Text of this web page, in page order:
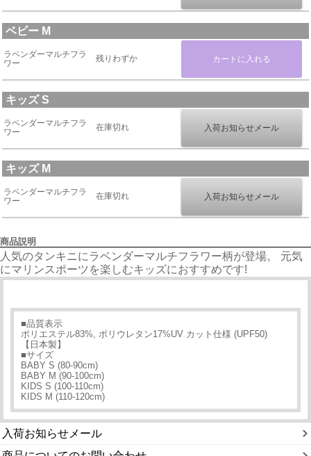
ベビー M
ラベンダーマルチフラ
ワー
残りわずか
キッズ S
ラベンダーマルチフラ
ワー
在庫切れ
キッズ M
ラベンダーマルチフラ
ワー
在庫切れ
商品説明
人気のタンキニにラベンダーマルチフラワー柄が登場。 元気
にマリンスポーツを楽しむキッズにおすすめです!
■品質表示
ポリエステル83%, ポリウレタン17%UV カット仕様 (UPF50)
【日本製】
■サイズ
BABY S (80-90cm)
BABY M (90-100cm)
KIDS S (100-110cm)
KIDS M (110-120cm)
入荷お知らせメール